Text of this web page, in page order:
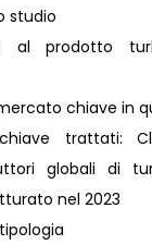
studio
al prodotto
chiave in
trattati:
globali di
nel 2023